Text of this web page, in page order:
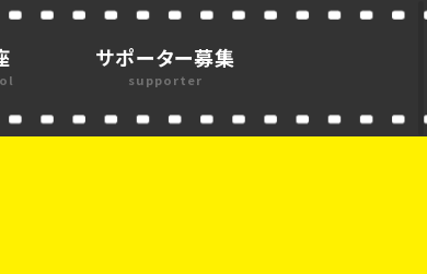
サポーター募集
supporter